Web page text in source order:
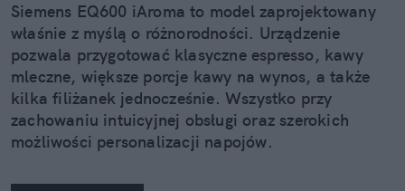
Siemens EQ600 iAroma to model zaprojektowany
właśnie z myślą o różnorodności. Urządzenie
pozwala przygotować klasyczne espresso, kawy
mleczne, większe porcje kawy na wynos, a także
kilka filiżanek jednocześnie. Wszystko przy
zachowaniu intuicyjnej obsługi oraz szerokich
możliwości personalizacji napojów.